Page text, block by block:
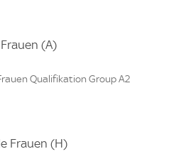
(A)
Qualifikation Group A2
Frauen (H)